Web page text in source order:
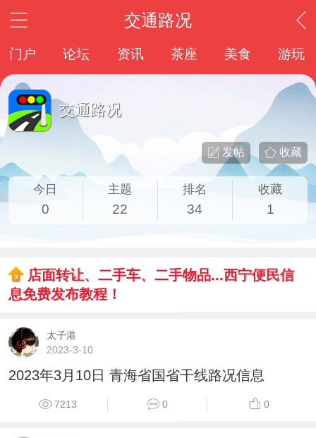
交通路况
门户 论坛 资讯 茶座 美食 游玩
交通路况
收藏
发帖
今日
0
主题
22
排名
34
收藏
1
店面转让、二手车、二手物品...西宁便民信
息免费发布教程！
太子港
2023-3-10
2023年3月10日 青海省国省干线路况信息
7213 0 0